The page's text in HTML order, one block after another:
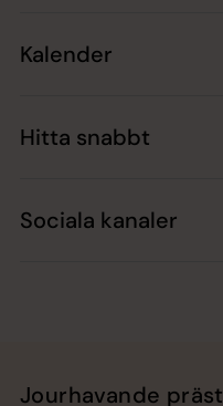
Kalender
Hitta snabbt
Sociala kanaler
Jourhavande präst